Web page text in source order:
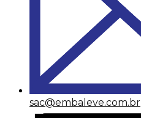
sac@embaleve.com.br